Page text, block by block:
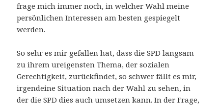
frage mich immer noch, in welcher Wahl meine
persönlichen Interessen am besten gespiegelt
werden.
So sehr es mir gefallen hat, dass die SPD langsam
zu ihrem ureigensten Thema, der sozialen
Gerechtigkeit, zurückfindet, so schwer fällt es mir,
irgendeine Situation nach der Wahl zu sehen, in
der die SPD dies auch umsetzen kann. In der Frage,